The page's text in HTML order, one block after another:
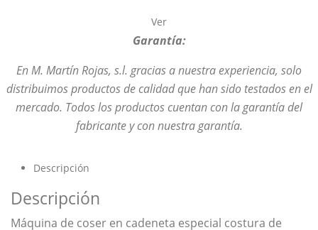
Ver
Garantía:
En M. Martín Rojas, s.l. gracias a nuestra experiencia, solo
distribuimos productos de calidad que han sido testados en el
mercado. Todos los productos cuentan con la garantía del
fabricante y con nuestra garantía.
Descripción
Descripción
Máquina de coser en cadeneta especial costura de